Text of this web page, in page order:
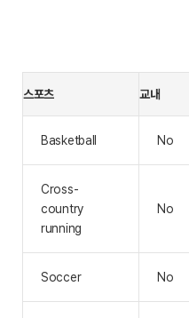
스포츠 교내
Basketball No
Cross-
country
running
No
Soccer No